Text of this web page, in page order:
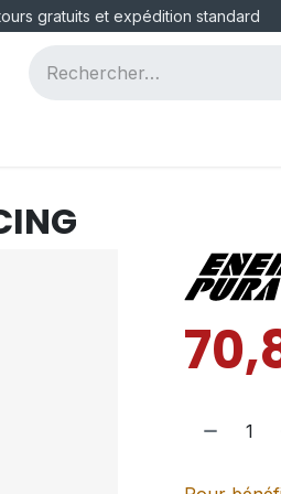
gratuits et expédition standard